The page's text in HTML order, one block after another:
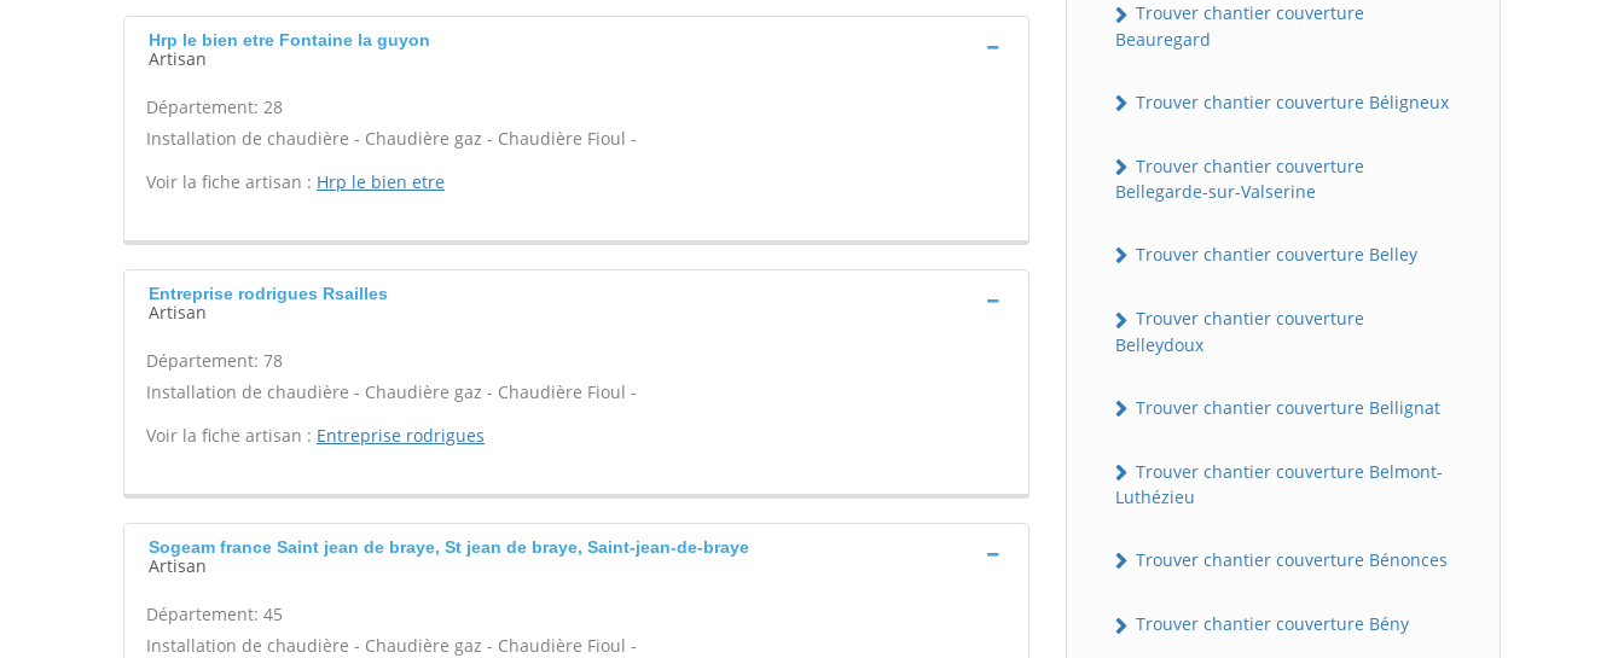
Hrp le bien etre Fontaine la guyon
Artisan
Département: 28
Installation de chaudière - Chaudière gaz - Chaudière Fioul -
Voir la fiche artisan : Hrp le bien etre
Entreprise rodrigues Rsailles
Artisan
Département: 78
Installation de chaudière - Chaudière gaz - Chaudière Fioul -
Voir la fiche artisan : Entreprise rodrigues
Sogeam france Saint jean de braye, St jean de braye, Saint-jean-de-braye
Artisan
Département: 45
Installation de chaudière - Chaudière gaz - Chaudière Fioul -
Trouver chantier couverture
Beauregard
Trouver chantier couverture Béligneux
Trouver chantier couverture
Bellegarde-sur-Valserine
Trouver chantier couverture Belley
Trouver chantier couverture
Belleydoux
Trouver chantier couverture Bellignat
Trouver chantier couverture Belmont-
Luthézieu
Trouver chantier couverture Bénonces
Trouver chantier couverture Bény